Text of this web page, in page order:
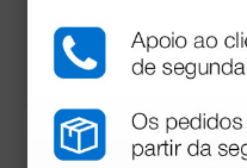
25,80 €
(Preço sem IVA)
mais opções